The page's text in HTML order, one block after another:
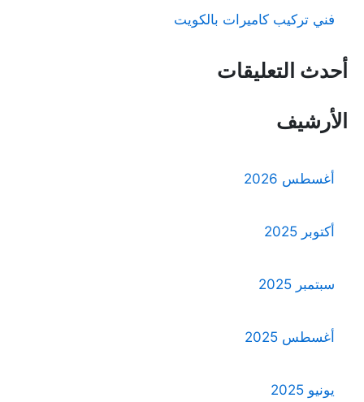
فني تركيب كاميرات بالكويت
أحدث التعليقات
الأرشيف
أغسطس 2026
أكتوبر 2025
سبتمبر 2025
أغسطس 2025
يونيو 2025